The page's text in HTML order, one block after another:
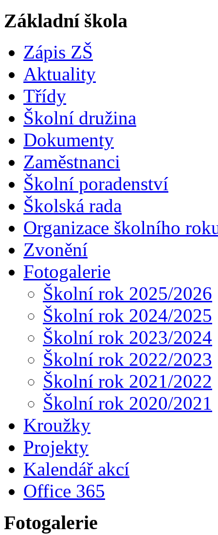
Základní škola
Zápis ZŠ
Aktuality
Třídy
Školní družina
Dokumenty
Zaměstnanci
Školní poradenství
Školská rada
Organizace školního
Zvonění
Fotogalerie
Školní rok 2025/2026
Školní rok 2024/2025
Školní rok 2023/2024
Školní rok 2022/2023
Školní rok 2021/2022
Školní rok 2020/2021
Kroužky
Projekty
Kalendář akcí
Office 365
Fotogalerie